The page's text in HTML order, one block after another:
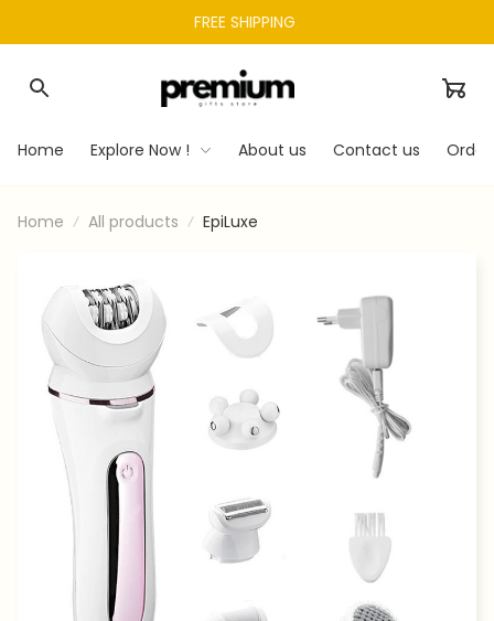
FREE SHIPPING
Home Explore Now ! About us Contact us
Home All products EpiLuxe